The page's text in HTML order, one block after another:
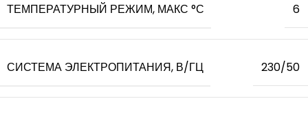
ТЕМПЕРАТУРНЫЙ РЕЖИМ, МАКС °С 6
СИСТЕМА ЭЛЕКТРОПИТАНИЯ, В/ГЦ 230/50